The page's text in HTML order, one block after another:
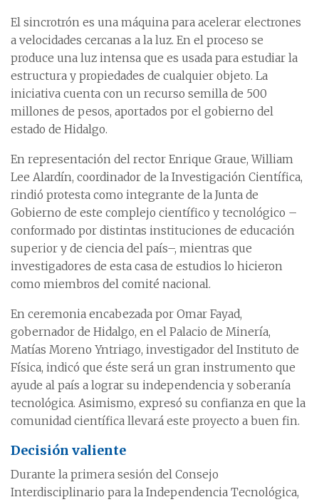
El sincrotrón es una máquina para acelerar electrones
a velocidades cercanas a la luz. En el proceso se
produce una luz intensa que es usada para estudiar la
estructura y propiedades de cualquier objeto. La
iniciativa cuenta con un recurso semilla de 500
millones de pesos, aportados por el gobierno del
estado de Hidalgo.
En representación del rector Enrique Graue, William
Lee Alardín, coordinador de la Investigación Científica,
rindió protesta como integrante de la Junta de
Gobierno de este complejo científico y tecnológico –
conformado por distintas instituciones de educación
superior y de ciencia del país–, mientras que
investigadores de esta casa de estudios lo hicieron
como miembros del comité nacional.
En ceremonia encabezada por Omar Fayad,
gobernador de Hidalgo, en el Palacio de Minería,
Matías Moreno Yntriago, investigador del Instituto de
Física, indicó que éste será un gran instrumento que
ayude al país a lograr su independencia y soberanía
tecnológica. Asimismo, expresó su confianza en que la
comunidad científica llevará este proyecto a buen fin.
Decisión valiente
Durante la primera sesión del Consejo
Interdisciplinario para la Independencia Tecnológica,